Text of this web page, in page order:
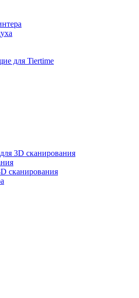
для Tiertime
3D сканирования
сканирования